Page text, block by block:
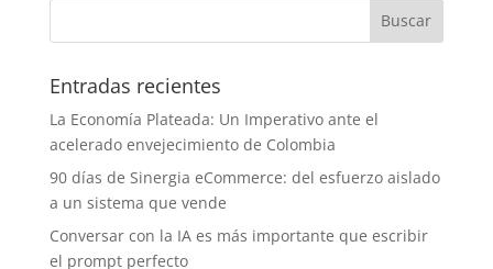
Entradas recientes
La Economía Plateada: Un Imperativo ante el
acelerado envejecimiento de Colombia
90 días de Sinergia eCommerce: del esfuerzo aislado
a un sistema que vende
Conversar con la IA es más importante que escribir
el prompt perfecto